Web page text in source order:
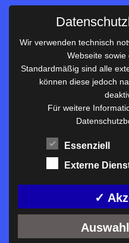
Datenschutz
Nützliches
Vertretungsplan
Unterrichtszeiten
Downloadbereich
Terminkalender
Termine AKTUELL
Anfahrt/Kontakt
Wir verwenden technisch
Webseite sowie
Standardmäßig sind alle
können diese jedoch
Für weitere
Essenziell
Externe
✓